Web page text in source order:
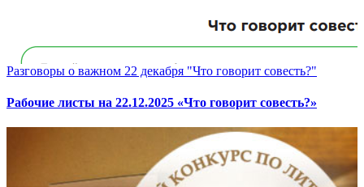
Разговоры о важном 22 декабря "Что говорит совесть?"
Рабочие листы на 22.12.2025 «Что говорит совесть?»